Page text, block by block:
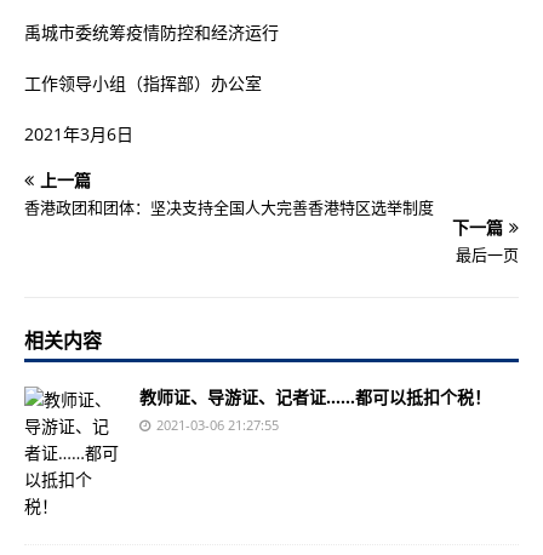
禹城市委统筹疫情防控和经济运行
工作领导小组（指挥部）办公室
2021年3月6日
上一篇
香港政团和团体：坚决支持全国人大完善香港特区选举制度
下一篇
最后一页
相关内容
教师证、导游证、记者证……都可以抵扣个税！
2021-03-06 21:27:55